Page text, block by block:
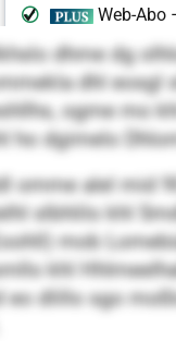
dhme dg
dhl eosgl
ogme mo
dgimelo
omme alel mid
slbhlilo khl
mob
khl
dlillo sgo